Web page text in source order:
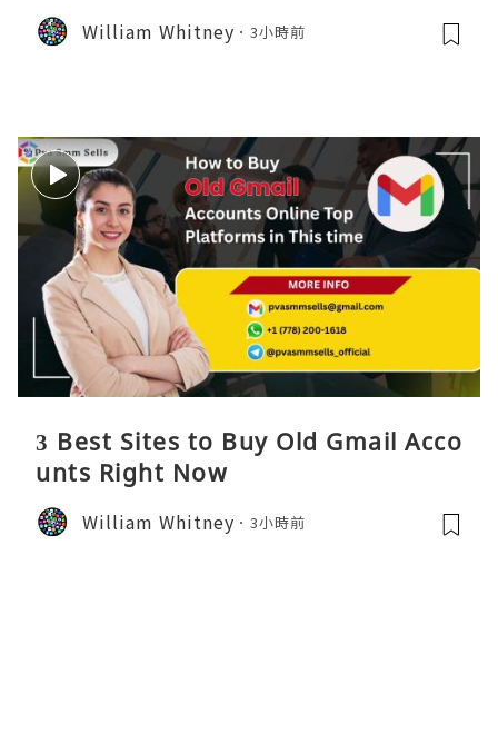
William Whitney 3小時前
3 Best Sites to Buy Old Gmail Acco
unts Right Now
William Whitney 3小時前